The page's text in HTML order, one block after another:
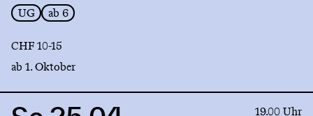
UG
ab 6
CHF 10-15
ab 1. Oktober
Link
19.00 Uhr